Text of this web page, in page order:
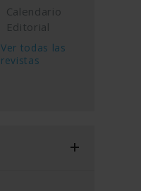
Calendario
Editorial
Ver todas las
revistas